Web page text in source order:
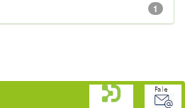
1